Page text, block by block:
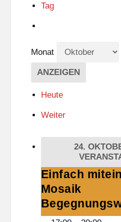
Tag
Monat
Heute
Weiter
24.
Einfach
miteinander
-
Mosaik
Einfach
Mosaik